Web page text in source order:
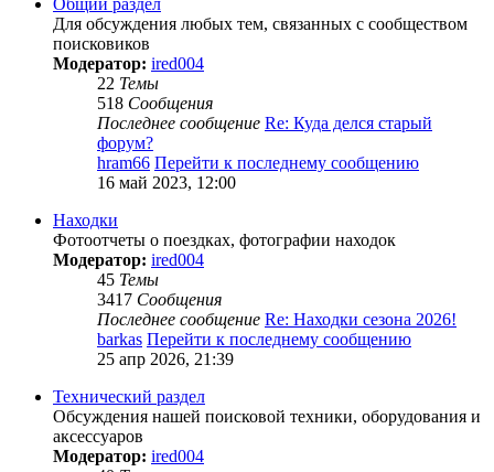
Общий раздел
Для обсуждения любых тем, связанных с сообществом
поисковиков
Модератор: ired004
22 Темы
518 Сообщения
Последнее сообщение Re: Куда делся старый
форум?
hram66 Перейти к последнему сообщению
16 май 2023, 12:00
Находки
Фотоотчеты о поездках, фотографии находок
Модератор: ired004
45 Темы
3417 Сообщения
Последнее сообщение Re: Находки сезона 2026!
barkas Перейти к последнему сообщению
25 апр 2026, 21:39
Технический раздел
Обсуждения нашей поисковой техники, оборудования и
аксессуаров
Модератор: ired004